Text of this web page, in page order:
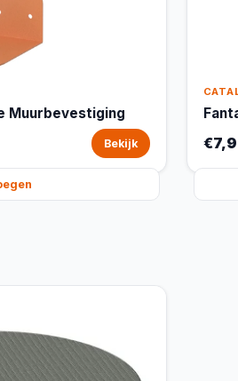
Muurbevestiging
Bekijk